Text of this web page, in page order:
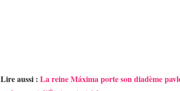
Lire aussi : La reine Máxima porte son diadème